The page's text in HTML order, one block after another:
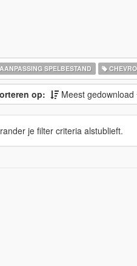
SPELBESTAND
op: Meest gedownload
je filter criteria alstublieft.